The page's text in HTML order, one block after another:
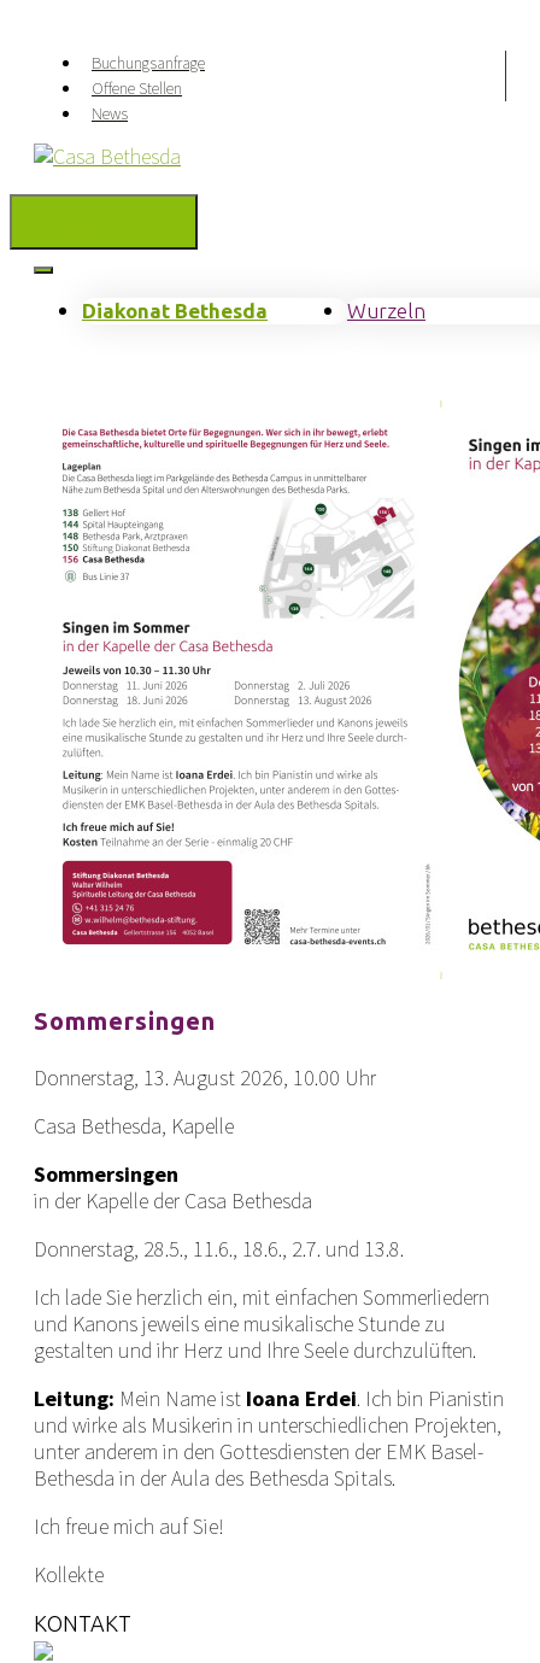
Buchungsanfrage
Offene Stellen
News
Diakonat Bethesda Wurzeln
Sommersingen
Donnerstag, 13. August 2026, 10.00 Uhr
Casa Bethesda, Kapelle
Sommersingen
in der Kapelle der Casa Bethesda
Donnerstag, 28.5., 11.6., 18.6., 2.7. und 13.8.
Ich lade Sie herzlich ein, mit einfachen Sommerliedern
und Kanons jeweils eine musikalische Stunde zu
gestalten und ihr Herz und Ihre Seele durchzulüften.
Leitung: Mein Name ist Ioana Erdei. Ich bin Pianistin
und wirke als Musikerin in unterschiedlichen Projekten,
unter anderem in den Gottesdiensten der EMK Basel-
Bethesda in der Aula des Bethesda Spitals.
Ich freue mich auf Sie!
Kollekte
KONTAKT